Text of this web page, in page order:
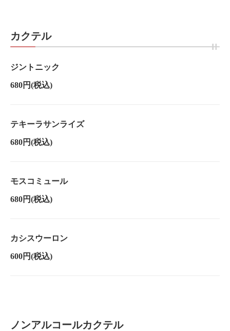
カクテル
ジントニック
680円(税込)
テキーラサンライズ
680円(税込)
モスコミュール
680円(税込)
カシスウーロン
600円(税込)
ノンアルコールカクテル
茨城県水戸市城南１－５－１６ 第二吉住ビル１Ｆ